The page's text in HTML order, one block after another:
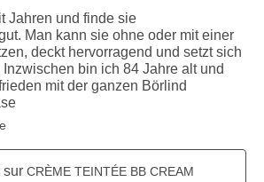
Jahren und finde sie
Man kann sie ohne oder mit einer
deckt hervorragend und setzt sich
bin ich 84 Jahre alt und
mit der ganzen Börlind
sur CRÈME TEINTÉE BB CREAM